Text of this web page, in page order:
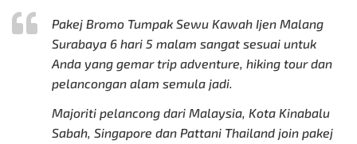
Pakej Bromo Tumpak Sewu Kawah Ijen Malang
Surabaya 6 hari 5 malam sangat sesuai untuk
Anda yang gemar trip adventure, hiking tour dan
pelancongan alam semula jadi.
Majoriti pelancong dari Malaysia, Kota Kinabalu
Sabah, Singapore dan Pattani Thailand join pakej